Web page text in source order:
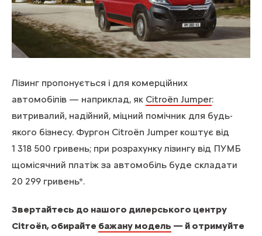
Лізинг пропонується і для комерційних
автомобілів — наприклад, як Citroën Jumper:
витривалий, надійний, міцний помічник для будь-
якого бізнесу. Фургон Citroën Jumper коштує від
1 318 500 гривень; при розрахунку лізингу від ПУМБ
щомісячний платіж за автомобіль буде складати
20 299 гривень*.
Звертайтесь до нашого дилерського центру
Citroën, обирайте бажану модель — й отримуйте